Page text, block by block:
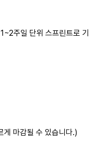
주일 단위 스프린트로 기
마감될 수 있습니다.)